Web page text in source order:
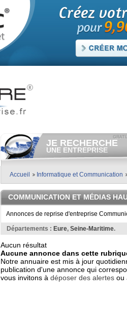
JE RECHERCHE
UNE ENTREPRISE
Consulter gratuitementles
vendre.
Et/ou déposergratuitement
votre recherche d'entreprise.
RECHERCHER UNE
ANNONCE
Accueil Informatique et Communication
COMMUNICATION ET MÉDIAS
Annonces de reprise d'entreprise
Départements : Eure, Seine-Maritime.
Aucun résultat
Aucune annonce dans cette
Notre annuaire est mis à jour
publication d'une annonce qui
vous invitons à déposer des alertes ou